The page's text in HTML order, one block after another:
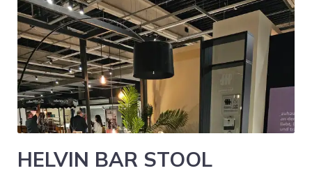
HELVIN BAR STOOL